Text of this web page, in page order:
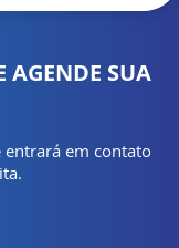
AGENDE SUA
entrará em contato